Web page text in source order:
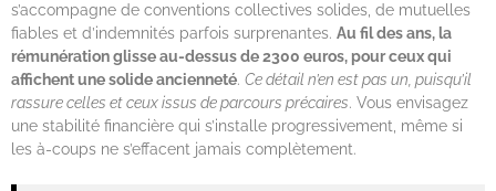
s’accompagne de conventions collectives solides, de mutuelles
fiables et d’indemnités parfois surprenantes. Au fil des ans, la
rémunération glisse au-dessus de 2300 euros, pour ceux qui
affichent une solide ancienneté. Ce détail n’en est pas un, puisqu’il
rassure celles et ceux issus de parcours précaires. Vous envisagez
une stabilité financière qui s’installe progressivement, même si
les à-coups ne s’effacent jamais complètement.